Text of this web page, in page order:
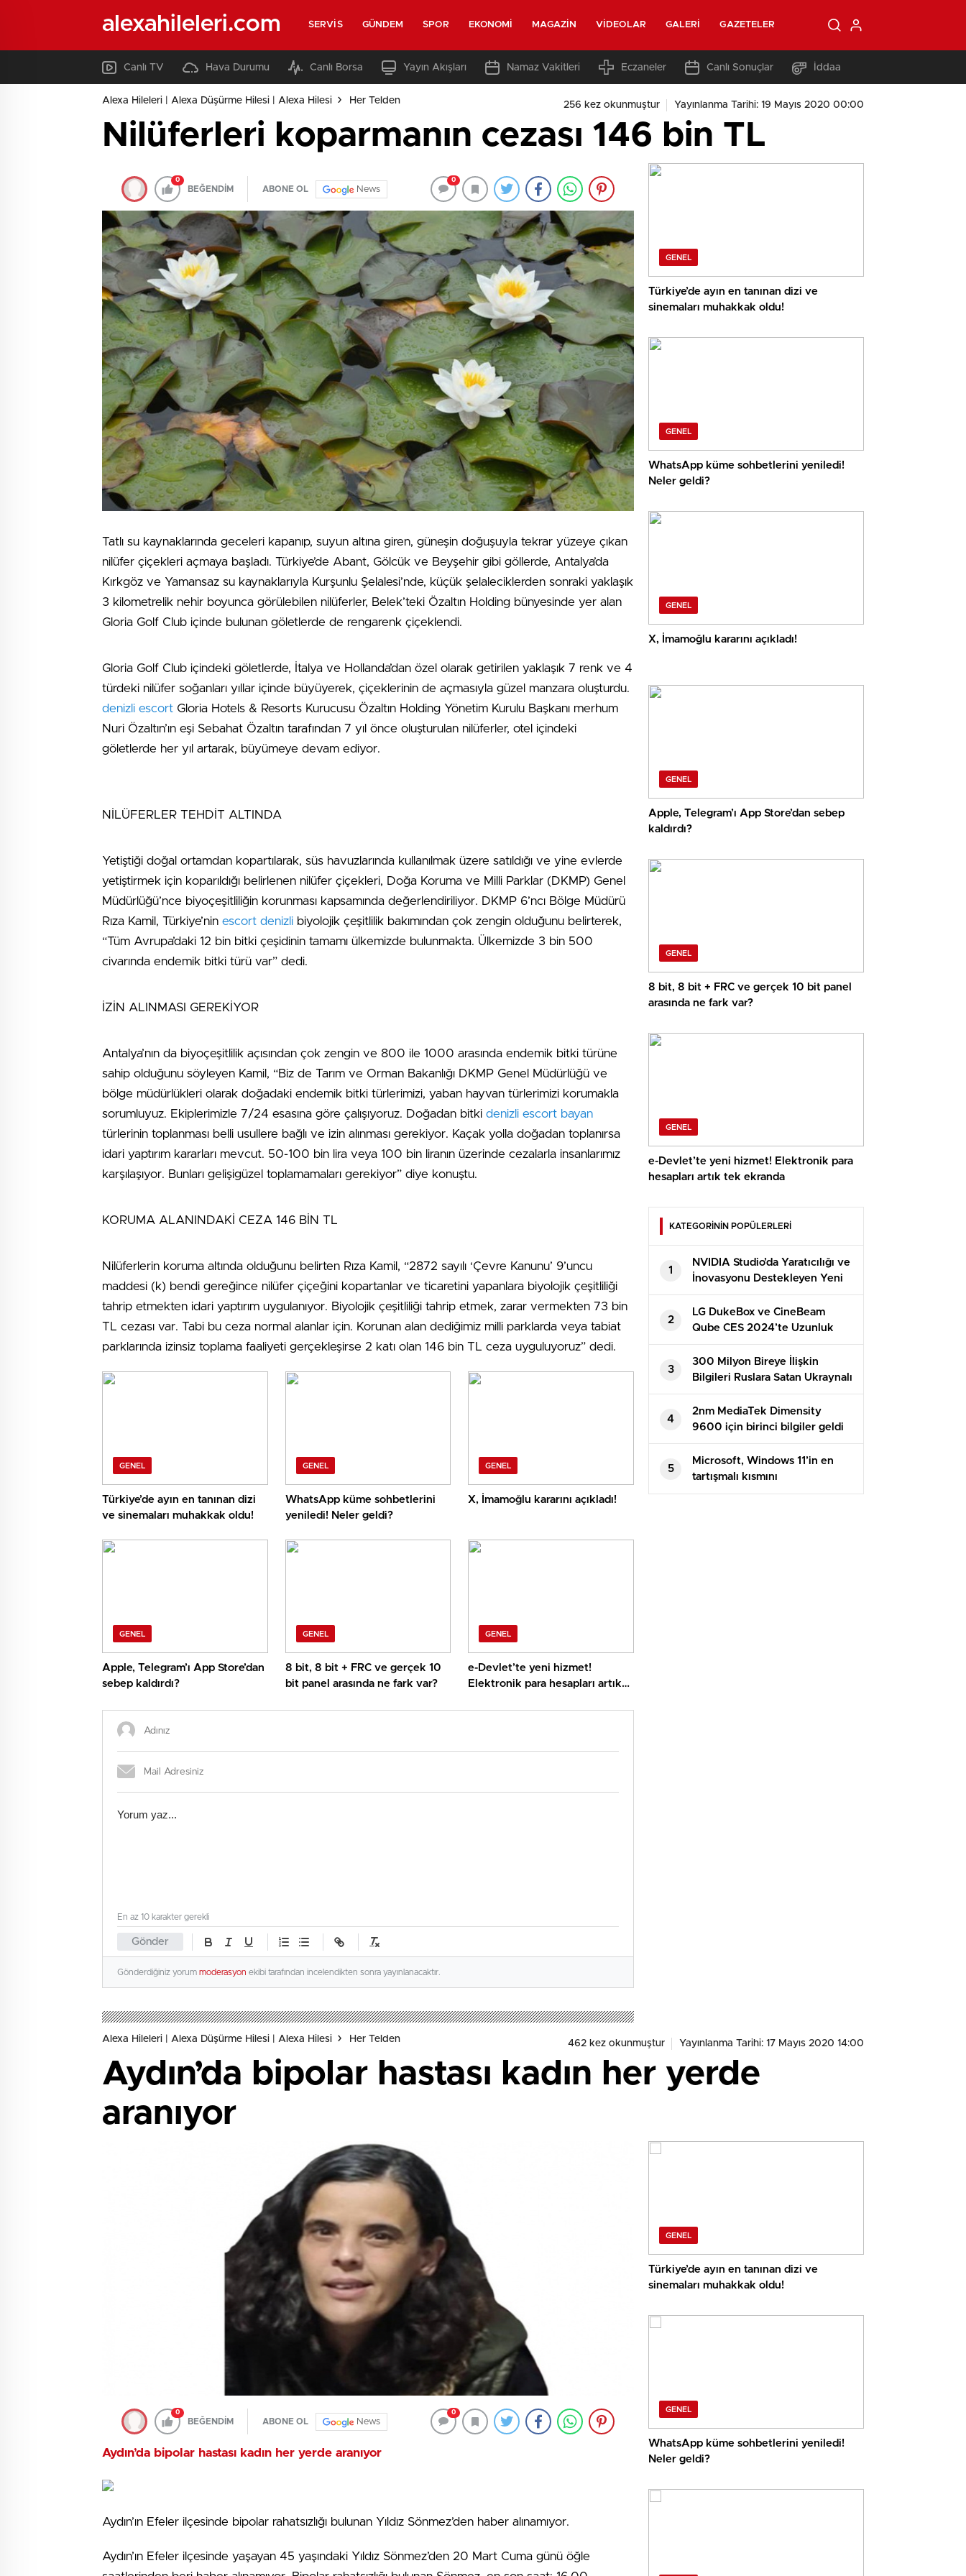
alexahileleri.com SERVIS GÜNDEM SPOR EKONOMI MAGAZIN VIDEOLAR GALERI GAZETELER
Canlı TV Hava Durumu Canlı Borsa Yayın Akışları Namaz Vakitleri Eczaneler Canlı Sonuçlar İddaa
Alexa Hileleri | Alexa Düşürme Hilesi | Alexa Hilesi Her Telden 256 kez okunmuştur Yayınlanma Tarihi: 19 Mayıs 2020 00:00
Nilüferleri koparmanın cezası 146 bin TL
0
BEĞENDİM ABONE OL News
0
Tatlı su kaynaklarında geceleri kapanıp, suyun altına giren, güneşin doğuşuyla tekrar yüzeye çıkan
nilüfer çiçekleri açmaya başladı. Türkiye’de Abant, Gölcük ve Beyşehir gibi göllerde, Antalya’da
Kırkgöz ve Yamansaz su kaynaklarıyla Kurşunlu Şelalesi’nde, küçük şelaleciklerden sonraki yaklaşık
3 kilometrelik nehir boyunca görülebilen nilüferler, Belek’teki Özaltın Holding bünyesinde yer alan
Gloria Golf Club içinde bulunan göletlerde de rengarenk çiçeklendi.
Gloria Golf Club içindeki göletlerde, İtalya ve Hollanda’dan özel olarak getirilen yaklaşık 7 renk ve 4
türdeki nilüfer soğanları yıllar içinde büyüyerek, çiçeklerinin de açmasıyla güzel manzara oluşturdu.
denizli escort Gloria Hotels & Resorts Kurucusu Özaltın Holding Yönetim Kurulu Başkanı merhum
Nuri Özaltın’ın eşi Sebahat Özaltın tarafından 7 yıl önce oluşturulan nilüferler, otel içindeki
göletlerde her yıl artarak, büyümeye devam ediyor.
NİLÜFERLER TEHDİT ALTINDA
Yetiştiği doğal ortamdan kopartılarak, süs havuzlarında kullanılmak üzere satıldığı ve yine evlerde
yetiştirmek için koparıldığı belirlenen nilüfer çiçekleri, Doğa Koruma ve Milli Parklar (DKMP) Genel
Müdürlüğü’nce biyoçeşitliliğin korunması kapsamında değerlendiriliyor. DKMP 6’ncı Bölge Müdürü
Rıza Kamil, Türkiye’nin escort denizli biyolojik çeşitlilik bakımından çok zengin olduğunu belirterek,
“Tüm Avrupa’daki 12 bin bitki çeşidinin tamamı ülkemizde bulunmakta. Ülkemizde 3 bin 500
civarında endemik bitki türü var” dedi.
İZİN ALINMASI GEREKİYOR
Antalya’nın da biyoçeşitlilik açısından çok zengin ve 800 ile 1000 arasında endemik bitki türüne
sahip olduğunu söyleyen Kamil, “Biz de Tarım ve Orman Bakanlığı DKMP Genel Müdürlüğü ve
bölge müdürlükleri olarak doğadaki endemik bitki türlerimizi, yaban hayvan türlerimizi korumakla
sorumluyuz. Ekiplerimizle 7/24 esasına göre çalışıyoruz. Doğadan bitki denizli escort bayan
türlerinin toplanması belli usullere bağlı ve izin alınması gerekiyor. Kaçak yolla doğadan toplanırsa
idari yaptırım kararları mevcut. 50-100 bin lira veya 100 bin liranın üzerinde cezalarla insanlarımız
karşılaşıyor. Bunları gelişigüzel toplamamaları gerekiyor” diye konuştu.
KORUMA ALANINDAKİ CEZA 146 BİN TL
Nilüferlerin koruma altında olduğunu belirten Rıza Kamil, “2872 sayılı ‘Çevre Kanunu’ 9’uncu
maddesi (k) bendi gereğince nilüfer çiçeğini kopartanlar ve ticaretini yapanlara biyolojik çeşitliliği
tahrip etmekten idari yaptırım uygulanıyor. Biyolojik çeşitliliği tahrip etmek, zarar vermekten 73 bin
TL cezası var. Tabi bu ceza normal alanlar için. Korunan alan dediğimiz milli parklarda veya tabiat
parklarında izinsiz toplama faaliyeti gerçekleşirse 2 katı olan 146 bin TL ceza uyguluyoruz” dedi.
GENEL
Türkiye’de ayın en tanınan dizi
ve sinemaları muhakkak oldu!
GENEL
WhatsApp küme sohbetlerini
yeniledi! Neler geldi?
GENEL
X, İmamoğlu kararını açıkladı!
GENEL
Apple, Telegram’ı App Store’dan
sebep kaldırdı?
GENEL
8 bit, 8 bit + FRC ve gerçek 10
bit panel arasında ne fark var?
GENEL
e-Devlet’te yeni hizmet!
Elektronik para hesapları artık
Gönder
En az 10 karakter gerekli
Gönderdiğiniz yorum moderasyon ekibi tarafından incelendikten sonra yayınlanacaktır.
GENEL
Türkiye’de ayın en tanınan dizi ve
sinemaları muhakkak oldu!
GENEL
WhatsApp küme sohbetlerini yeniledi!
Neler geldi?
GENEL
X, İmamoğlu kararını açıkladı!
GENEL
Apple, Telegram’ı App Store’dan sebep
kaldırdı?
GENEL
8 bit, 8 bit + FRC ve gerçek 10 bit panel
arasında ne fark var?
GENEL
e-Devlet’te yeni hizmet! Elektronik para
hesapları artık tek ekranda
KATEGORİNİN POPÜLERLERİ
1
NVIDIA Studio’da Yaratıcılığı ve
İnovasyonu Destekleyen Yeni
Uygulamalar
2
LG DukeBox ve CineBeam
Qube CES 2024’te Uzunluk
Gösterecek
3
300 Milyon Bireye İlişkin
Bilgileri Ruslara Satan Ukraynalı
Hacker Tutuklandı
4
2nm MediaTek Dimensity
9600 için birinci bilgiler geldi
5
Microsoft, Windows 11’in en
tartışmalı kısmını
sessizleştiriyor
Alexa Hileleri | Alexa Düşürme Hilesi | Alexa Hilesi Her Telden 462 kez okunmuştur Yayınlanma Tarihi: 17 Mayıs 2020 14:00
Aydın’da bipolar hastası kadın her yerde
aranıyor
0
BEĞENDİM ABONE OL News
0
Aydın’da bipolar hastası kadın her yerde aranıyor
Aydın’ın Efeler ilçesinde bipolar rahatsızlığı bulunan Yıldız Sönmez’den haber alınamıyor.
Aydın’ın Efeler ilçesinde yaşayan 45 yaşındaki Yıldız Sönmez’den 20 Mart Cuma günü öğle
GENEL
Türkiye’de ayın en tanınan dizi ve
sinemaları muhakkak oldu!
GENEL
WhatsApp küme sohbetlerini yeniledi!
Neler geldi?